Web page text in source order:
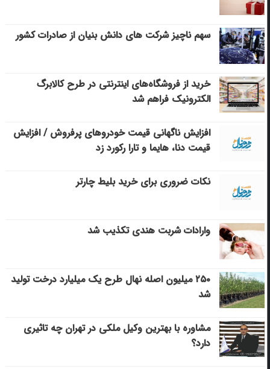
سهم ناچیز شرکت های دانش بنیان از صادرات کشور
خرید از فروشگاه‌های اینترنتی در طرح کالابرگ
الکترونیک فراهم شد
افزایش ناگهانی قیمت خودروهای پرفروش / افزایش
قیمت دنا، هایما و تارا رکورد زد
نکات ضروری برای خرید بلیط چارتر
وارادات شربت هندی تکذیب شد
۲۵۰ میلیون اصله نهال طرح یک میلیارد درخت تولید
شد
مشاوره با بهترین وکیل ملکی در تهران چه تاثیری
دارد؟